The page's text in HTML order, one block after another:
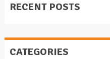
RECENT POSTS
CATEGORIES